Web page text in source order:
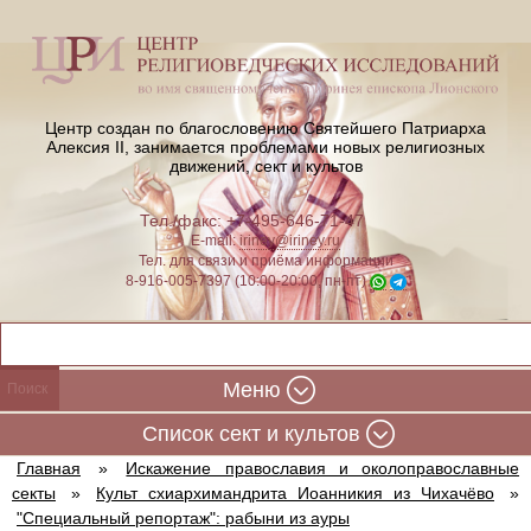
Центр создан по благословению Святейшего Патриарха
Алексия II, занимается проблемами новых религиозных
движений, сект и культов
Тел./факс: +7-495-646-71-47
E-mail:iriney@iriney.ru
Тел. для связи и приёма информации
8-916-005-7397 (10:00-20:00, пн-пт)
Меню
Cписок сект и культов
Главная »
Искажение православия и околоправославные
секты
» Культ схиархимандрита Иоанникия из Чихачёво
»
"Специальный репортаж": рабыни из ауры